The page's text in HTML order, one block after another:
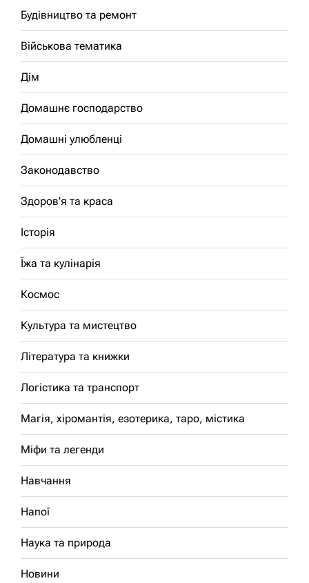
Будівництво та ремонт
Військова тематика
Дім
Домашнє господарство
Домашні улюбленці
Законодавство
Здоров'я та краса
Історія
Їжа та кулінарія
Космос
Культура та мистецтво
Література та книжки
Логістика та транспорт
Магія, хіромантія, езотерика, таро, містика
Міфи та легенди
Навчання
Напої
Наука та природа
Новини